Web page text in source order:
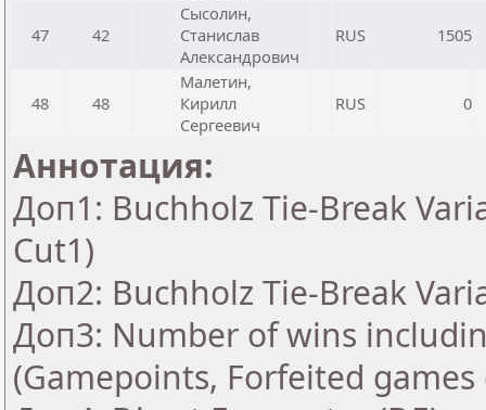
47 42
Сысолин,
Станислав
Александрович
RUS 1505
48 48
Малетин,
Кирилл
Сергеевич
RUS 0
Аннотация:
Доп1: Buchholz Tie-Break
Cut1)
Доп2: Buchholz Tie-Break
Доп3: Number of wins
(Gamepoints, Forfeited